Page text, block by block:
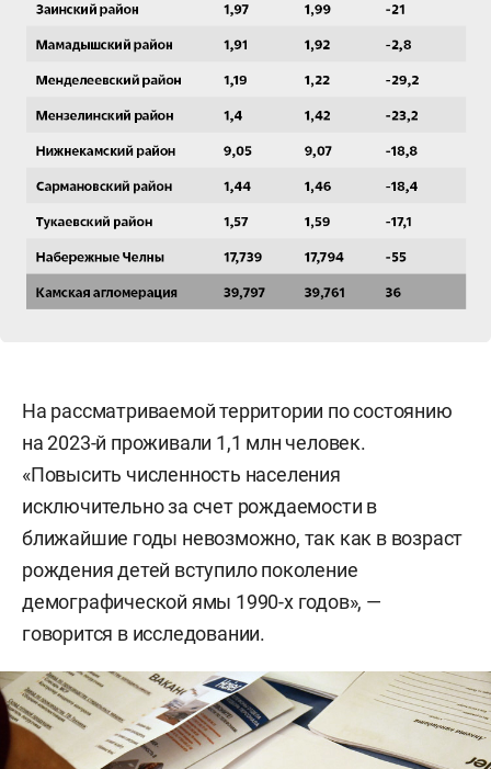
На рассматриваемой территории по состоянию
на 2023-й проживали 1,1 млн человек.
«Повысить численность населения
исключительно за счет рождаемости в
ближайшие годы невозможно, так как в возраст
рождения детей вступило поколение
демографической ямы 1990-х годов», —
говорится в исследовании.